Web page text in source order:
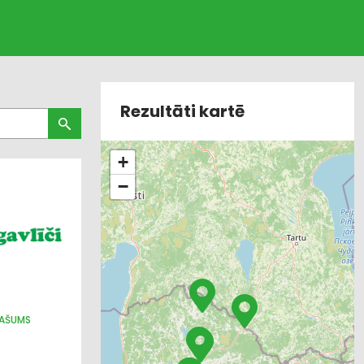
Rezultāti kartē
+
−